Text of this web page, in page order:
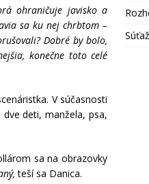
ohraničuje javisko a
sa ku nej chrbtom –
Dobré by bolo,
konečne toto celé
V súčasnosti
deti, manžela, psa,
sa na obrazovky
teší sa Danica.
Súťaž